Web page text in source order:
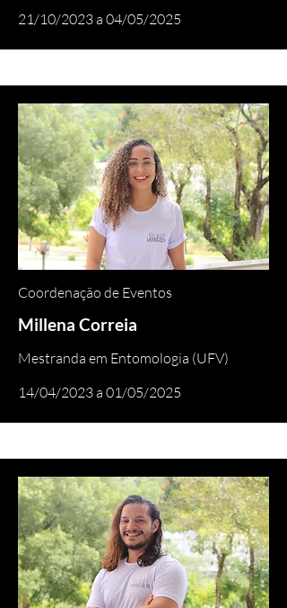
21/10/2023 a 04/05/2025
Coordenação de Eventos
Millena Correia
Mestranda em Entomologia (UFV)
14/04/2023 a 01/05/2025